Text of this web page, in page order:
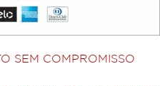
SEM COMPROMISSO